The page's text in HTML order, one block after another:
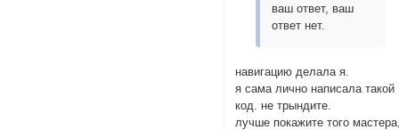
ваш ответ, ваш
ответ нет.
навигацию делала я.
я сама лично написала такой
код. не трындите.
лучше покажите того